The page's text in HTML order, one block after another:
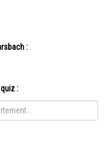
:
: